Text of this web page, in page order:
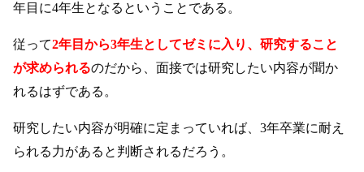
年目に4年生となるということである。
従って2年目から3年生としてゼミに入り、研究すること
が求められるのだから、面接では研究したい内容が聞か
れるはずである。
研究したい内容が明確に定まっていれば、3年卒業に耐え
られる力があると判断されるだろう。